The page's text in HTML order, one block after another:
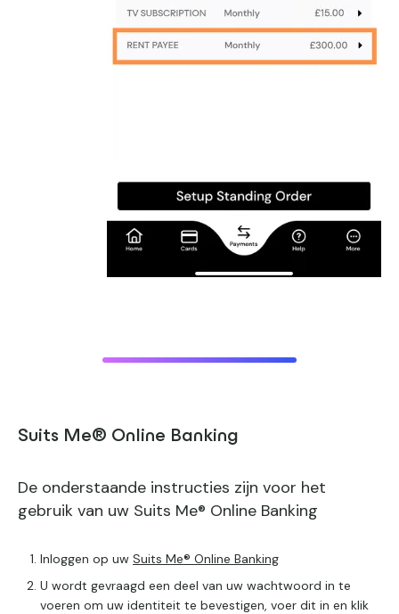
Suits Me® Online Banking
De onderstaande instructies zijn voor het
gebruik van uw Suits Me® Online Banking
Inloggen op uw Suits Me® Online Banking
U wordt gevraagd een deel van uw wachtwoord in te
voeren om uw identiteit te bevestigen, voer dit in en klik